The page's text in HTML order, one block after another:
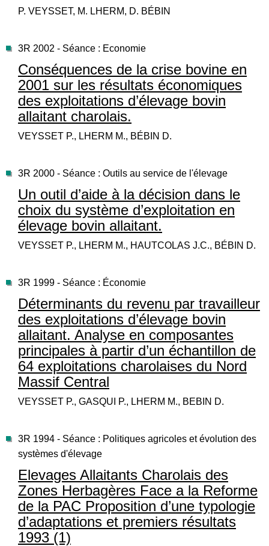
P. VEYSSET, M. LHERM, D. BÉBIN
3R 2002 - Séance : Economie
Conséquences de la crise bovine en
2001 sur les résultats économiques
des exploitations d’élevage bovin
allaitant charolais.
VEYSSET P., LHERM M., BÉBIN D.
3R 2000 - Séance : Outils au service de l'élevage
Un outil d’aide à la décision dans le
choix du système d’exploitation en
élevage bovin allaitant.
VEYSSET P., LHERM M., HAUTCOLAS J.C., BÉBIN D.
3R 1999 - Séance : Économie
Déterminants du revenu par travailleur
des exploitations d’élevage bovin
allaitant. Analyse en composantes
principales à partir d’un échantillon de
64 exploitations charolaises du Nord
Massif Central
VEYSSET P., GASQUI P., LHERM M., BEBIN D.
3R 1994 - Séance : Politiques agricoles et évolution des
systèmes d'élevage
Elevages Allaitants Charolais des
Zones Herbagères Face a la Reforme
de la PAC Proposition d’une typologie
d’adaptations et premiers résultats
1993 (1)